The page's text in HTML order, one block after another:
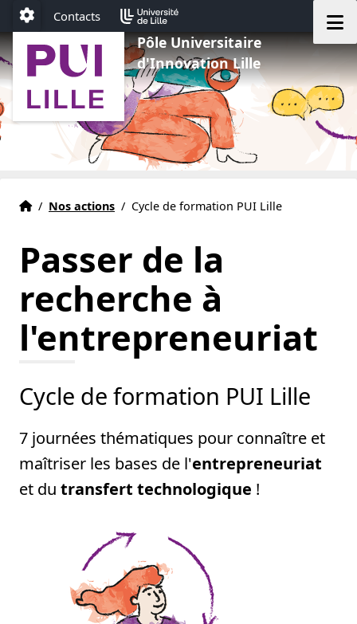
Aller au menu
Aller au contenu
Aller au pied de page
Paramétrage
Contacts
Pôle Universitaire
d'Innovation Lille
Accueil
Accueil
/ Nos actions / Cycle de formation PUI Lille
Passer de la
recherche à
l'entrepreneuriat
Cycle de formation PUI Lille
7 journées thématiques pour connaître et
maîtriser les bases de l'entrepreneuriat
et du transfert technologique !